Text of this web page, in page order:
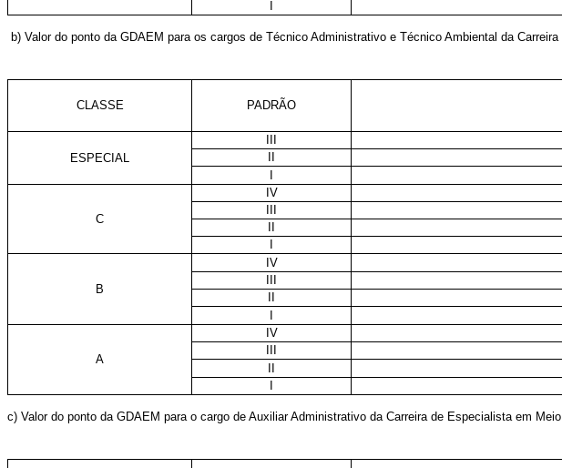
b) Valor do ponto da GDAEM para os cargos de Técnico Administrativo e Técnico Ambiental da
CLASSE PADRÃO
ESPECIAL
C
IV
B
IV
A
IV
c) Valor do ponto da GDAEM para o cargo de Auxiliar Administrativo da Carreira de Especialista em